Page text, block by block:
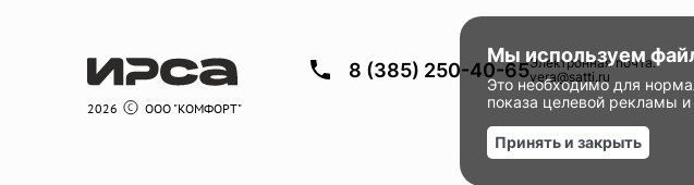
2026 ООО "КОМФОРТ"
8 (385) 250-40-65Электронная почта:
vera@satti.ru
Мы используем
Это необходимо для
показа целевой рекламы
Принять и закрыть